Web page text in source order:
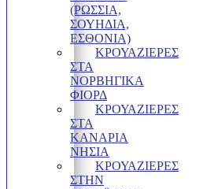
(ΡΩΣΣΙΑ,
ΣΟΥΗΔΙΑ,
ΕΣΘΟΝΙΑ)
ΚΡΟΥΑΖΙΕΡΕΣ
ΣΤΑ
ΝΟΡΒΗΓΙΚΑ
ΦΙΟΡΔ
ΚΡΟΥΑΖΙΕΡΕΣ
ΣΤΑ
ΚΑΝΑΡΙΑ
ΝΗΣΙΑ
ΚΡΟΥΑΖΙΕΡΕΣ
ΣΤΗΝ